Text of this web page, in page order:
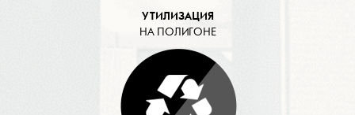
УТИЛИЗАЦИЯ
НА ПОЛИГОНЕ